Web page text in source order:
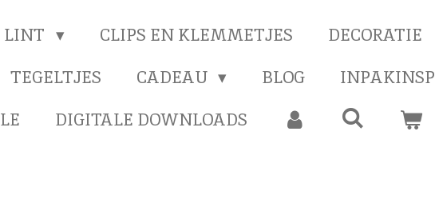
LINT CLIPS EN KLEMMETJES
DECORATIE
TEGELTJES CADEAU BLOG
DIGITALE DOWNLOADS